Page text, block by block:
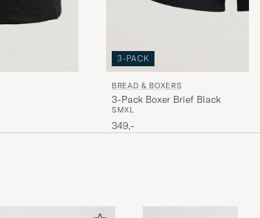
3-PACK
BREAD & BOXERS
3-Pack Boxer Brief Black
SMXL
349,-